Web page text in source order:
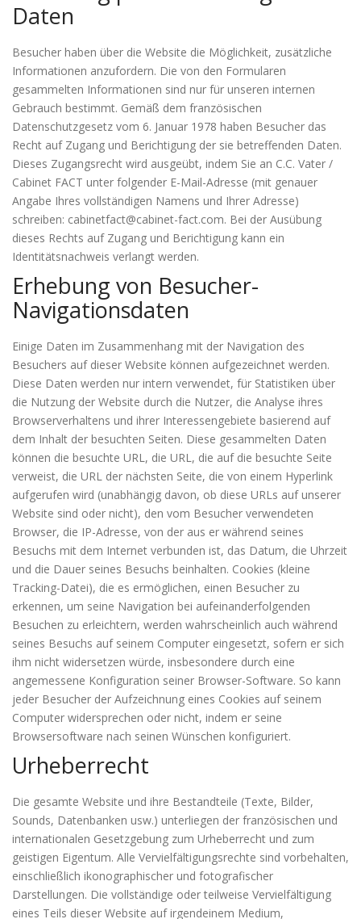
Daten
Besucher haben über die Website die Möglichkeit, zusätzliche
Informationen anzufordern. Die von den Formularen
gesammelten Informationen sind nur für unseren internen
Gebrauch bestimmt. Gemäß dem französischen
Datenschutzgesetz vom 6. Januar 1978 haben Besucher das
Recht auf Zugang und Berichtigung der sie betreffenden Daten.
Dieses Zugangsrecht wird ausgeübt, indem Sie an C.C. Vater /
Cabinet FACT unter folgender E-Mail-Adresse (mit genauer
Angabe Ihres vollständigen Namens und Ihrer Adresse)
schreiben: cabinetfact@cabinet-fact.com. Bei der Ausübung
dieses Rechts auf Zugang und Berichtigung kann ein
Identitätsnachweis verlangt werden.
Erhebung von Besucher-
Navigationsdaten
Einige Daten im Zusammenhang mit der Navigation des
Besuchers auf dieser Website können aufgezeichnet werden.
Diese Daten werden nur intern verwendet, für Statistiken über
die Nutzung der Website durch die Nutzer, die Analyse ihres
Browserverhaltens und ihrer Interessengebiete basierend auf
dem Inhalt der besuchten Seiten. Diese gesammelten Daten
können die besuchte URL, die URL, die auf die besuchte Seite
verweist, die URL der nächsten Seite, die von einem Hyperlink
aufgerufen wird (unabhängig davon, ob diese URLs auf unserer
Website sind oder nicht), den vom Besucher verwendeten
Browser, die IP-Adresse, von der aus er während seines
Besuchs mit dem Internet verbunden ist, das Datum, die Uhrzeit
und die Dauer seines Besuchs beinhalten. Cookies (kleine
Tracking-Datei), die es ermöglichen, einen Besucher zu
erkennen, um seine Navigation bei aufeinanderfolgenden
Besuchen zu erleichtern, werden wahrscheinlich auch während
seines Besuchs auf seinem Computer eingesetzt, sofern er sich
ihm nicht widersetzen würde, insbesondere durch eine
angemessene Konfiguration seiner Browser-Software. So kann
jeder Besucher der Aufzeichnung eines Cookies auf seinem
Computer widersprechen oder nicht, indem er seine
Browsersoftware nach seinen Wünschen konfiguriert.
Urheberrecht
Die gesamte Website und ihre Bestandteile (Texte, Bilder,
Sounds, Datenbanken usw.) unterliegen der französischen und
internationalen Gesetzgebung zum Urheberrecht und zum
geistigen Eigentum. Alle Vervielfältigungsrechte sind vorbehalten,
einschließlich ikonographischer und fotografischer
Darstellungen. Die vollständige oder teilweise Vervielfältigung
eines Teils dieser Website auf irgendeinem Medium,